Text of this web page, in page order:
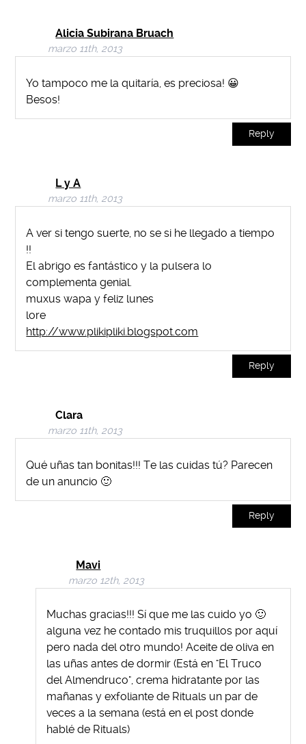
Alicia Subirana Bruach
marzo 11th, 2013
Yo tampoco me la quitaría, es preciosa! 😀
Besos!
Reply
L y A
marzo 11th, 2013
A ver si tengo suerte, no se si he llegado a tiempo
!!
El abrigo es fantástico y la pulsera lo
complementa genial.
muxus wapa y feliz lunes
lore
http://www.plikipliki.blogspot.com
Reply
Clara
marzo 11th, 2013
Qué uñas tan bonitas!!! Te las cuidas tú? Parecen
de un anuncio 🙂
Reply
Mavi
marzo 12th, 2013
Muchas gracias!!! Sí que me las cuido yo 🙂
alguna vez he contado mis truquillos por aquí
pero nada del otro mundo! Aceite de oliva en
las uñas antes de dormir (Está en "El Truco
del Almendruco", crema hidratante por las
mañanas y exfoliante de Rituals un par de
veces a la semana (está en el post donde
hablé de Rituals)